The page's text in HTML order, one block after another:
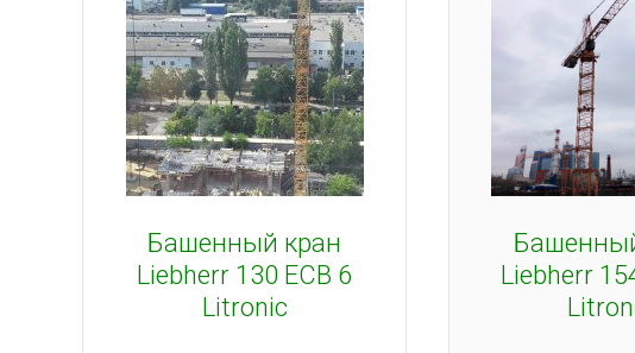
Башенный кран
Liebherr 130 ECB 6
Litronic
Liebherr